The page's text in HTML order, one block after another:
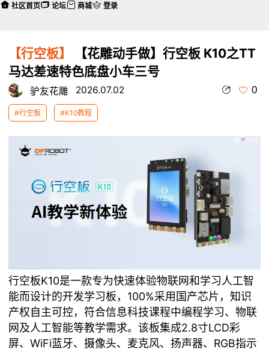
【行空板】
【花雕动手做】行空板 K10之TT
马达差速特色底盘小车三号
驴友花雕 2026.07.02 0
#行空板 #K10教程
行空板K10是一款专为快速体验物联网和学习人工智
能而设计的开发学习板，100%采用国产芯片，知识
产权自主可控，符合信息科技课程中编程学习、物联
网及人工智能等教学需求。该板集成2.8寸LCD彩
屏、WiFi蓝牙、摄像头、麦克风、扬声器、RGB指示
社区首页 论坛 商城 登录